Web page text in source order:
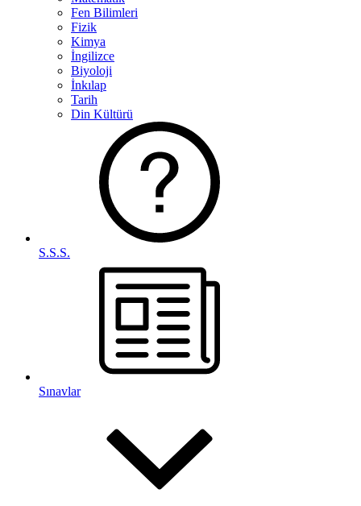
Fen Bilimleri
Fizik
Kimya
İngilizce
Biyoloji
İnkılap
Tarih
Din Kültürü
S.S.S.
Sınavlar